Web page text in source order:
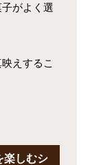
がよく選
えするこ
楽しむシ